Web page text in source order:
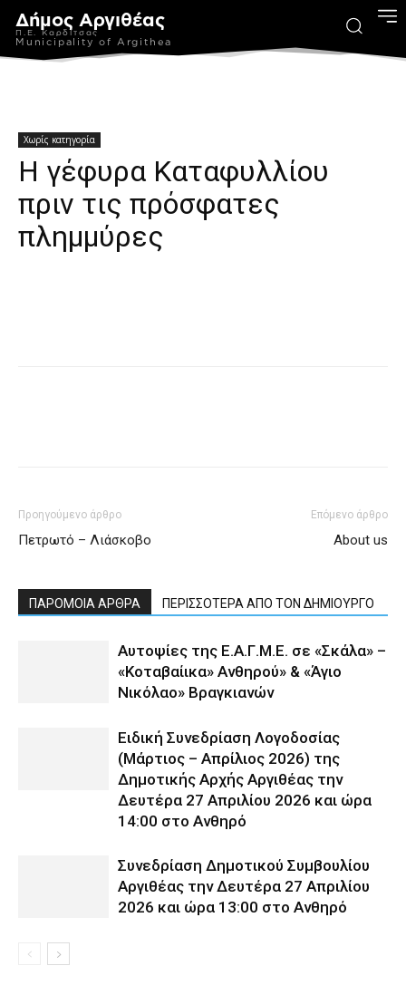
Δήμος Αργιθέας
Π.Ε. Καρδίτσας
Municipality of Argithea
Χωρίς κατηγορία
Η γέφυρα Καταφυλλίου
πριν τις πρόσφατες
πλημμύρες
Προηγούμενο άρθρο
Πετρωτό – Λιάσκοβο
Επόμενο άρθρο
About us
ΠΑΡΟΜΟΙΑ ΑΡΘΡΑ ΠΕΡΙΣΣΟΤΕΡΑ ΑΠΟ ΤΟΝ ΔΗΜΙΟΥΡΓΟ
Αυτοψίες της Ε.Α.Γ.Μ.Ε. σε «Σκάλα» –
«Κοταβαίικα» Ανθηρού» & «Άγιο
Νικόλαο» Βραγκιανών
Ειδική Συνεδρίαση Λογοδοσίας
(Μάρτιος – Απρίλιος 2026) της
Δημοτικής Αρχής Αργιθέας την
Δευτέρα 27 Απριλίου 2026 και ώρα
14:00 στο Ανθηρό
Συνεδρίαση Δημοτικού Συμβουλίου
Αργιθέας την Δευτέρα 27 Απριλίου
2026 και ώρα 13:00 στο Ανθηρό